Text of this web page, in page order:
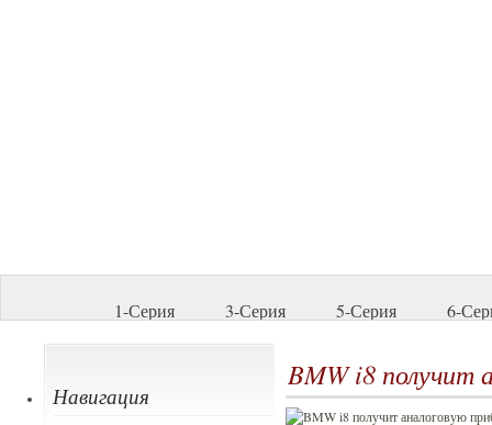
1-Серия 3-Серия 5-Серия 6-
Навигация
BMW i8 получит